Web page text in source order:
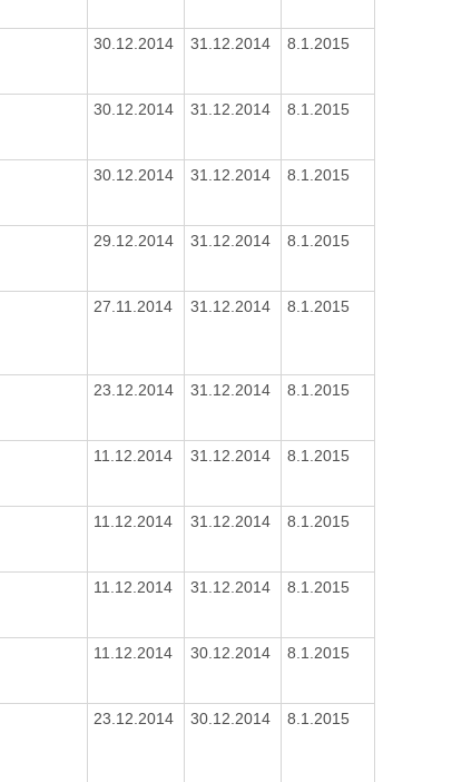
30.12.2014 31.12.2014 8.1.2015
30.12.2014 31.12.2014 8.1.2015
30.12.2014 31.12.2014 8.1.2015
29.12.2014 31.12.2014 8.1.2015
27.11.2014 31.12.2014 8.1.2015
23.12.2014 31.12.2014 8.1.2015
11.12.2014 31.12.2014 8.1.2015
11.12.2014 31.12.2014 8.1.2015
11.12.2014 31.12.2014 8.1.2015
11.12.2014 30.12.2014 8.1.2015
23.12.2014 30.12.2014 8.1.2015